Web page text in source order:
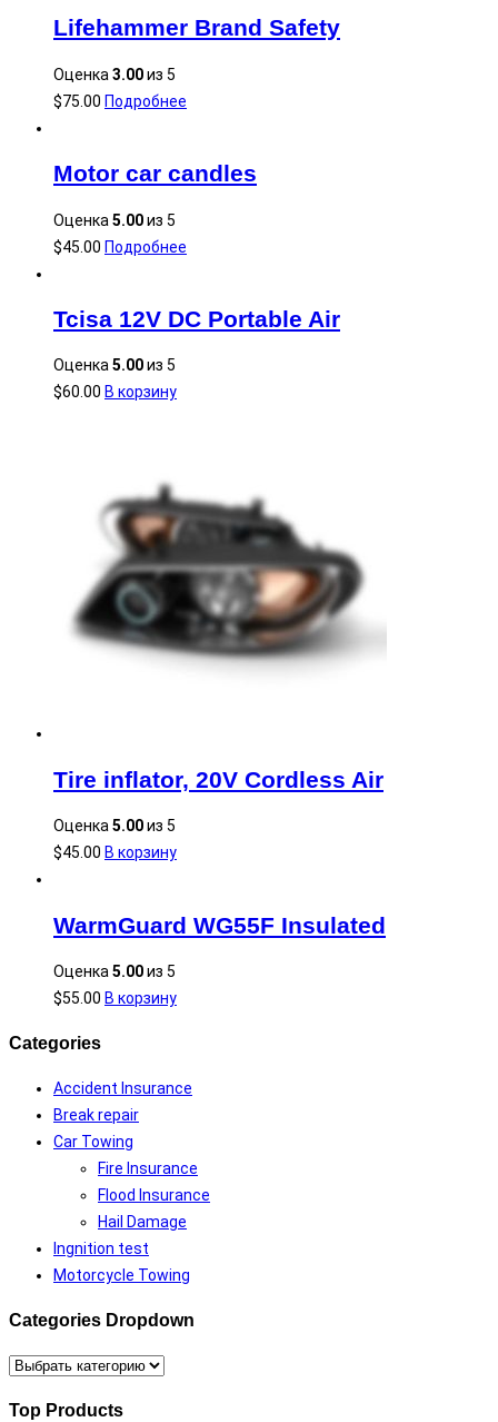
Lifehammer Brand Safety
Оценка 3.00из 5
$75.00 Подробнее
Motor car candles
Оценка 5.00из 5
$45.00 Подробнее
Tcisa 12V DC Portable Air
Оценка5.00из 5
$60.00 В корзину
Tire inflator, 20V Cordless Air
Оценка5.00из 5
$45.00 В корзину
WarmGuard WG55F Insulated
Оценка 5.00из 5
$55.00 В корзину
Categories
Accident Insurance
Break repair
Car Towing
Fire Insurance
Flood Insurance
Hail Damage
Ingnition test
Motorcycle Towing
Categories Dropdown
Top Products